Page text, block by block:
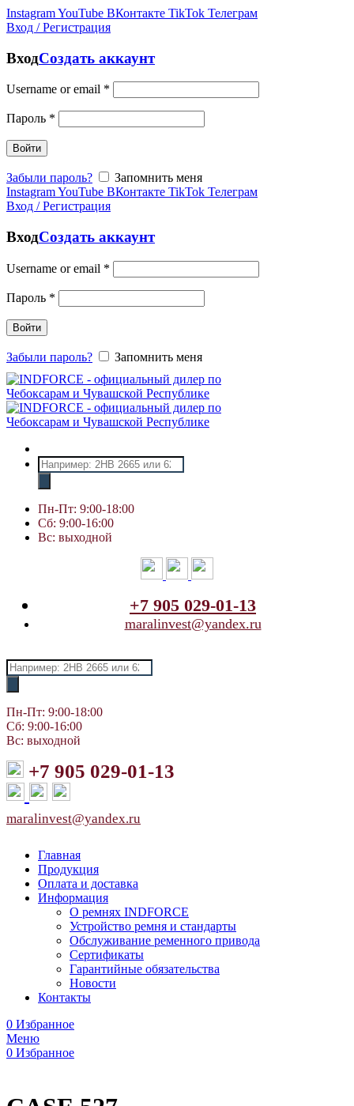
InstagramYouTube ВКонтакте TikTok Телеграм
Вход / Регистрация
ВходСоздать аккаунт
Username or email *
Пароль *
Войти
Забыли пароль?
Запомнить меня
InstagramYouTube ВКонтакте TikTok Телеграм
Вход / Регистрация
ВходСоздать аккаунт
Username or email *
Пароль *
Войти
Забыли пароль? Запомнить меня
Поиск
товаров
Пн-Пт: 9:00-18:00
Сб: 9:00-16:00
Вс: выходной
+7 905 029-01-13
maralinvest@yandex.ru
Поиск
товаров
Пн-Пт: 9:00-18:00
Сб: 9:00-16:00
Вс: выходной
+7 905 029-01-13
maralinvest@yandex.ru
Главная
Продукция
Оплата и доставка
Информация
О ремнях INDFORCE
Устройство ремня и стандарты
Обслуживание ременного привода
Сертификаты
Гарантийные обязательства
Новости
Контакты
0 Избранное
Меню
0 Избранное